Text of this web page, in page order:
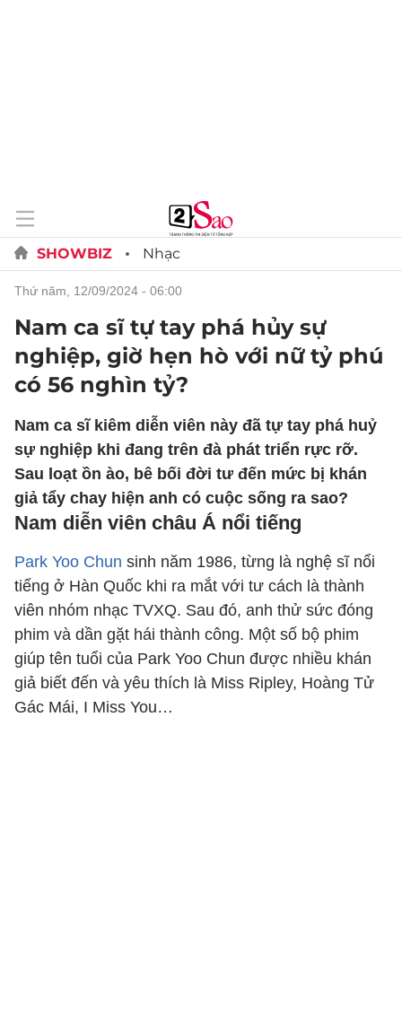
SHOWBIZ Nhạc
thứ năm, 12/09/2024 - 06:00
Nam ca sĩ tự tay phá hủy sự
nghiệp, giờ hẹn hò với nữ tỷ phú
có 56 nghìn tỷ?
Nam ca sĩ kiêm diễn viên này đã tự tay phá huỷ
sự nghiệp khi đang trên đà phát triển rực rỡ.
Sau loạt ồn ào, bê bối đời tư đến mức bị khán
giả tẩy chay hiện anh có cuộc sống ra sao?
Nam diễn viên châu Á nổi tiếng
Park Yoo Chun sinh năm 1986, từng là nghệ sĩ nổi
tiếng ở Hàn Quốc khi ra mắt với tư cách là thành
viên nhóm nhạc TVXQ. Sau đó, anh thử sức đóng
phim và dần gặt hái thành công. Một số bộ phim
giúp tên tuổi của Park Yoo Chun được nhiều khán
giả biết đến và yêu thích là Miss Ripley, Hoàng Tử
Gác Mái, I Miss You…